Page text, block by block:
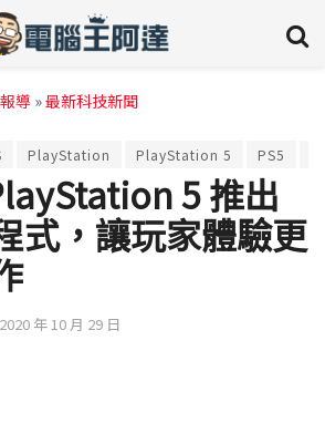
導 »最新科技新聞
PlayStation PlayStation 5 PS5
5 推出
式，讓玩家體驗更
2020 年 10 月 29 日